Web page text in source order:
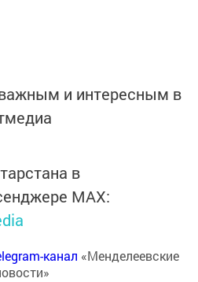
и интересным в
в
MАХ:
канал «Менделеевские